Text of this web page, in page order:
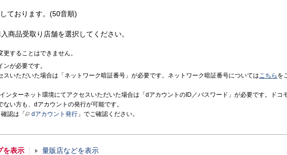
ております。(50音順)
商品受取り店舗を選択してください。
することはできません。
が必要です。
スいただいた場合は「ネットワーク暗証番号」が必要です。ネットワーク暗証番号についてはこちら を
ンターネット環境にてアクセスいただいた場合は「dアカウントのID／パスワード」が必要です。ドコ
い方も、dアカウントの発行が可能です。
認は「
dアカウント発行 」でご確認ください。
を表示 量販店などを表示